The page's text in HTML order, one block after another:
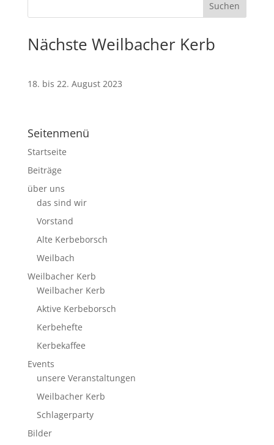
Nächste Weilbacher Kerb
18. bis 22. August 2023
Seitenmenü
Startseite
Beiträge
über uns
das sind wir
Vorstand
Alte Kerbeborsch
Weilbach
Weilbacher Kerb
Weilbacher Kerb
Aktive Kerbeborsch
Kerbehefte
Kerbekaffee
Events
unsere Veranstaltungen
Weilbacher Kerb
Schlagerparty
Bilder